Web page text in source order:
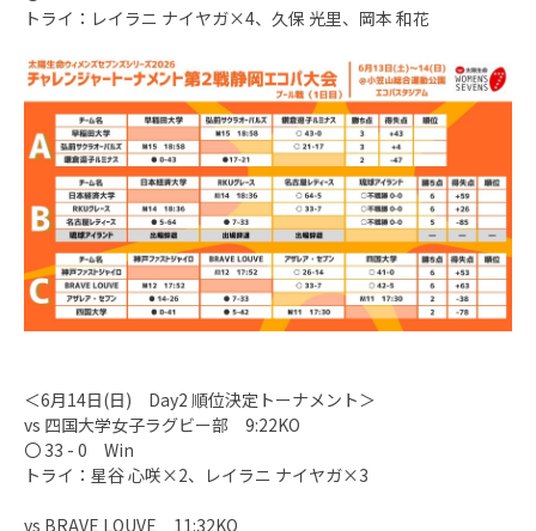
トライ：レイラニ ナイヤガ×4、久保 光里、岡本 和花
＜6月14日(日) Day2 順位決定トーナメント＞
vs 四国大学女子ラグビー部 9:22KO
〇 33 - 0 Win
トライ：星谷 心咲×2、レイラニ ナイヤガ×3
vs BRAVE LOUVE 11:32KO